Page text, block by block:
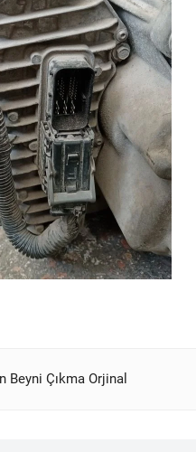
Beyni Çıkma Orjinal